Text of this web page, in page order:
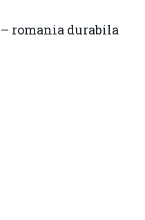
romania durabila